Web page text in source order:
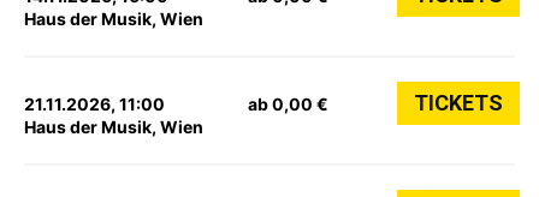
Haus der Musik, Wien
21.11.2026, 11:00
Haus der Musik, Wien
ab 0,00 € TICKETS